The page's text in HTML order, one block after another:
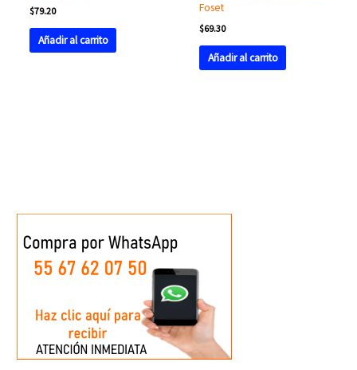
$79.20
Añadir al carrito
Foset
$69.30
Añadir al carrito